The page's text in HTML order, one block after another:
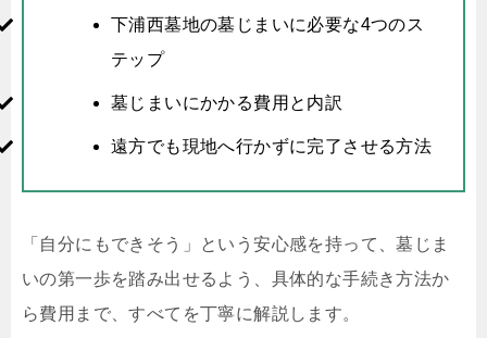
下浦西墓地の墓じまいに必要な4つのス
テップ
墓じまいにかかる費用と内訳
遠方でも現地へ行かずに完了させる方法
「自分にもできそう」という安心感を持って、墓じま
いの第一歩を踏み出せるよう、具体的な手続き方法か
ら費用まで、すべてを丁寧に解説します。